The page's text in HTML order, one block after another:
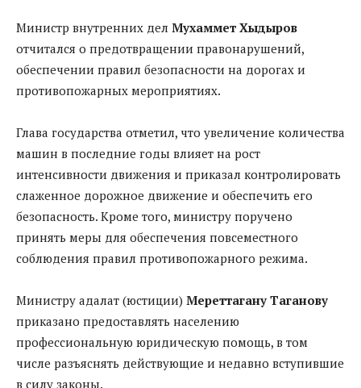
Министр внутренних дел Мухаммет Хыдыров
отчитался о предотвращении правонарушений,
обеспечении правил безопасности на дорогах и
противопожарных мероприятиях.
Глава государства отметил, что увеличение количества
машин в последние годы влияет на рост
интенсивности движения и приказал контролировать
слаженное дорожное движение и обеспечить его
безопасность. Кроме того, министру поручено
принять меры для обеспечения повсеместного
соблюдения правил противопожарного режима.
Министру адалат (юстиции) Мереттагану Таганову
приказано предоставлять населению
профессиональную юридическую помощь, в том
числе разъяснять действующие и недавно вступившие
в силу законы.